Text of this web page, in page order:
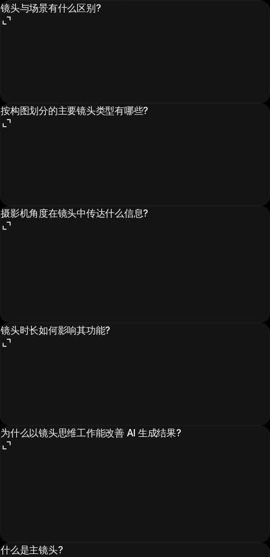
镜头与场景有什么区别?
按构图划分的主要镜头类型有哪些?
摄影机角度在镜头中传达什么信息?
镜头时长如何影响其功能?
为什么以镜头思维工作能改善 AI 生成结果?
什么是主镜头?